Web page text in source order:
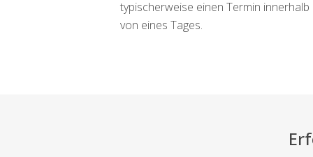
typischerweise einen Termin innerhalb
von eines Tages.